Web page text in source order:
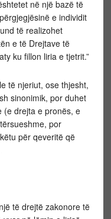
në një bazë të
e individit
të realizohet
e të Drejtave të
ku fillon liria e tjetrit.”
të njeriut, ose thjesht,
sinonimik, por duhet
(e drejta e pronës, e
por
për qeveritë që
të drejtë zakonore të